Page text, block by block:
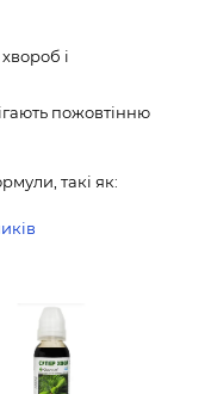
і
пожовтінню
такі як: